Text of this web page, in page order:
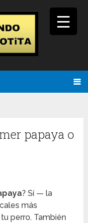
papaya o
? Sí — la
más
perro. También